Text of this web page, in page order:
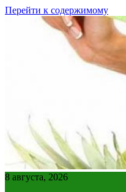
Перейти к содержимому
8 августа, 2026